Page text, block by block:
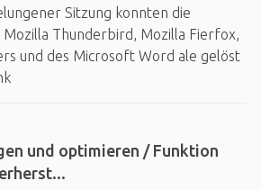
Sitzung konnten die
Thunderbird, Mozilla Fierfox,
und des Microsoft Word ale gelöst
und optimieren / Funktion